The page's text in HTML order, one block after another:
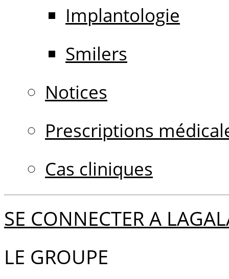
Implantologie
Smilers
Notices
Prescriptions
Cas cliniques
SE CONNECTER A
LE GROUPE